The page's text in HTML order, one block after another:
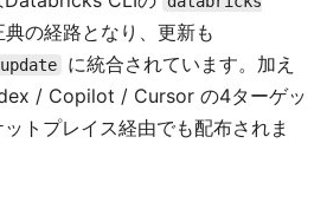
典の経路となり、更新も
に統合されています。加え
/ Copilot / Cursor の4ターゲッ
トプレイス経由でも配布されま